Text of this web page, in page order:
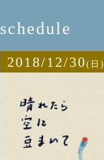
schedule
2018/12/30(日)